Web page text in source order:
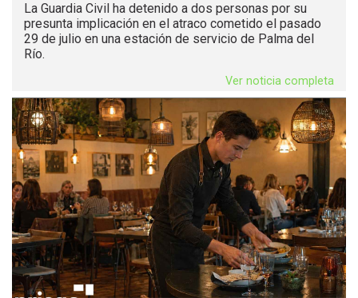
La Guardia Civil ha detenido a dos personas por su
presunta implicación en el atraco cometido el pasado
29 de julio en una estación de servicio de Palma del
Río.
Ver noticia completa